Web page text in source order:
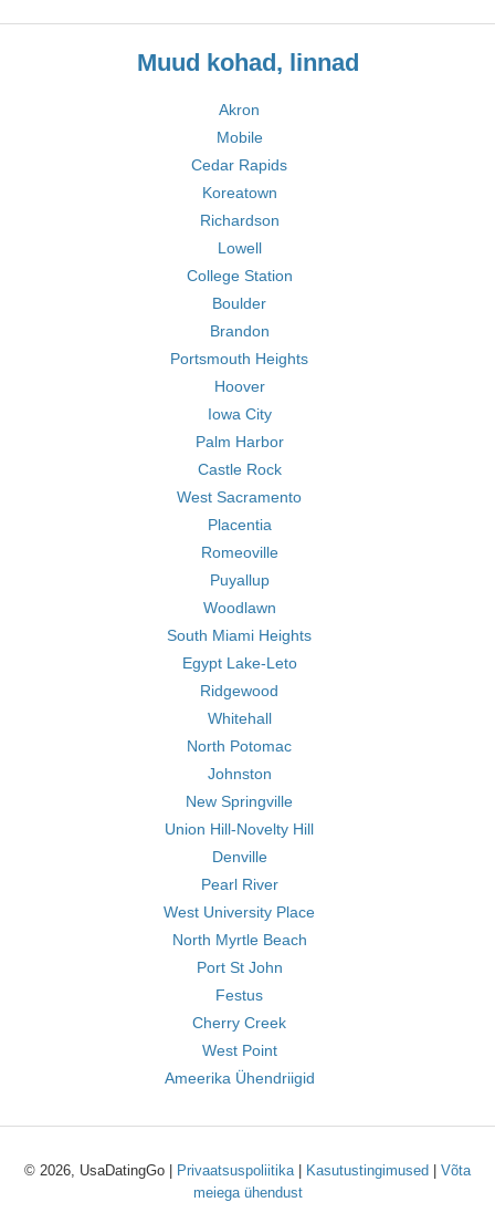
Muud kohad, linnad
Akron
Mobile
Cedar Rapids
Koreatown
Richardson
Lowell
College Station
Boulder
Brandon
Portsmouth Heights
Hoover
Iowa City
Palm Harbor
Castle Rock
West Sacramento
Placentia
Romeoville
Puyallup
Woodlawn
South Miami Heights
Egypt Lake-Leto
Ridgewood
Whitehall
North Potomac
Johnston
New Springville
Union Hill-Novelty Hill
Denville
Pearl River
West University Place
North Myrtle Beach
Port St John
Festus
Cherry Creek
West Point
Ameerika Ühendriigid
© 2026, UsaDatingGo | Privaatsuspoliitika| Kasutustingimused
Võta
meiega ühendust